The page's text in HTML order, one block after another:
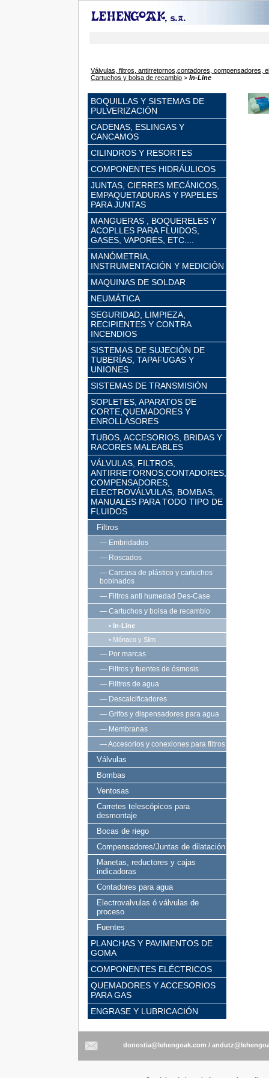
Válvulas, filtros, antirretornos,contadores, compensadores,
Cartuchos y bolsa de recambio > In-Line
BOQUILLAS Y SISTEMAS DE
PULVERIZACIÓN
CADENAS, ESLINGAS Y
CANCAMOS
CILINDROS Y RESORTES
COMPONENTES HIDRÁULICOS
JUNTAS, CIERRES MECÁNICOS,
EMPAQUETADURAS Y PAPELES
PARA JUNTAS
MANGUERAS , BOQUERELES Y
ACOPLLES PARA FLUIDOS,
GASES, VAPORES, ETC....
MANÓMETRIA,
INSTRUMENTACIÓN Y MEDICIÓN
MAQUINAS DE SOLDAR
NEUMÁTICA
SEGURIDAD, LIMPIEZA,
RECIPIENTES Y CONTRA
INCENDIOS
SISTEMAS DE SUJECIÓN DE
TUBERÍAS, TAPAFUGAS Y
UNIONES
SISTEMAS DE TRANSMISIÓN
SOPLETES, APARATOS DE
CORTE,QUEMADORES Y
ENROLLASORES
TUBOS, ACCESORIOS, BRIDAS Y
RACORES MALEABLES
VÁLVULAS, FILTROS,
ANTIRRETORNOS,CONTADORES,
COMPENSADORES,
ELECTROVÁLVULAS, BOMBAS,
MANUALES PARA TODO TIPO DE
FLUIDOS
Filtros
— Embridados
— Roscados
— Carcasa de plástico y cartuchos
bobinados
— Filtros anti humedad Des-Case
— Cartuchos y bolsa de recambio
• In-Line
• Mónaco y Slim
— Por marcas
— Filtros y fuentes de ósmosis
— Filltros de agua
— Descalcificadores
— Grifos y dispensadores para agua
— Membranas
— Accesorios y conexiones para filtros
Válvulas
Bombas
Ventosas
Carretes telescópicos para
desmontaje
Bocas de riego
Compensadores/Juntas de dilatación
Manetas, reductores y cajas
indicadoras
Contadores para agua
Electrovalvulas ó válvulas de
proceso
Fuentes
PLANCHAS Y PAVIMENTOS DE
GOMA
COMPONENTES ELÉCTRICOS
QUEMADORES Y ACCESORIOS
PARA GAS
ENGRASE Y LUBRICACIÓN
/